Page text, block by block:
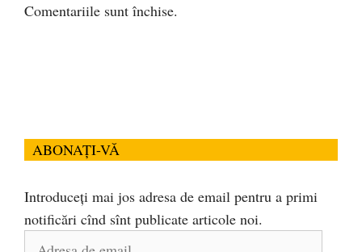
Comentariile sunt închise.
ABONAȚI-VĂ
Introduceți mai jos adresa de email pentru a primi
notificări cînd sînt publicate articole noi.
Adresa